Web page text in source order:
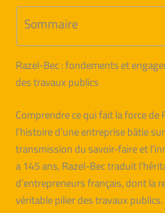
Sommaire
Razel-Bec : fondements et
des travaux publics
Comprendre ce qui fait la force de
l’histoire d’une entreprise bâtie
transmission du savoir-faire et
a 145 ans, Razel-Bec traduit
d’entrepreneurs français, dont la
véritable pilier des travaux